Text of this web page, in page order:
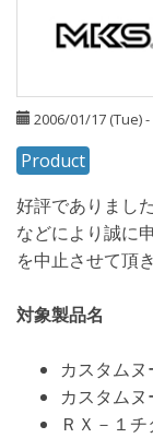
2006/01/17 (Tue) -
Product
好評でありまし
などにより誠に
を中止させて頂
対象製品名
カスタム
カスタム
ＲＸ－１